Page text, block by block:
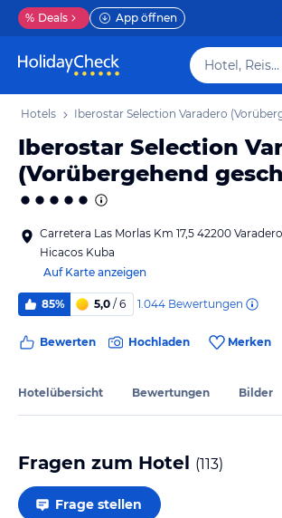
% Deals App öffnen
Hotel, Reiseziel
Hotels Iberostar Selection Varadero
Iberostar Selection
(Vorübergehend
Carretera Las Morlas Km 17,5 42200
Hicacos Kuba
Auf Karte anzeigen
85% 5,0 / 6 1.044 Bewertungen
Bewerten Hochladen Merken
Hotelübersicht Bewertungen Bilder
Fragen zum Hotel (113)
Frage stellen